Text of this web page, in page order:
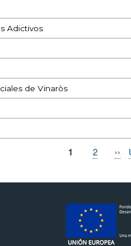
Adictivos
de Vinaròs
Página
1 Page
2 ››